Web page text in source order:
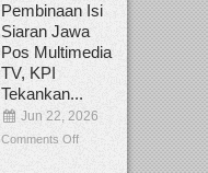
Pembinaan Isi
Siaran Jawa
Pos Multimedia
TV, KPI
Tekankan...
Jun 22, 2026
Comments Off